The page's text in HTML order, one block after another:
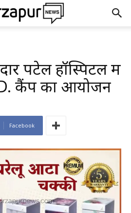
पटेल हॉस्पिटल में
कैंप का आयोजन
Facebook